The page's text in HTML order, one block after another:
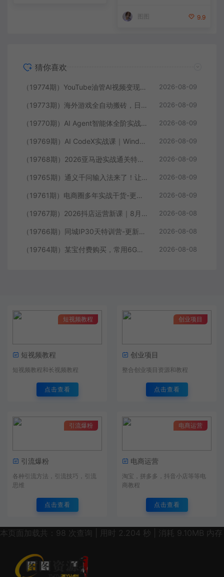
AI项目落地全教程
9.9
猜你喜欢
（19774期）YouTube油管AI视频变现教程-更新：账号搭建×AI成片×去重限流解决方案×YPP变现×AI真人生成×人物一致性 2026-08-09
（19773期）海外游戏全自动搬砖，日入1000+，全天无人值守，绿色稳定！ 2026-08-09
（19770期）AI Agent智能体全阶实战课；从原理到实操全程手把手，无需编程基础也能搭建自动运行的智能体 2026-08-09
（19769期）AI CodeX实战课｜Windows/Mac 本地部署｜API 对接调通｜Skill 自制｜漫剧剪辑｜网站 VR 项目｜AI项目落地全教程 2026-08-09
（19768期）2026亚马逊实战通关特训营-2026更新，多维选品+渐进式打法+AI应用，从0到1打造盈利店铺 2026-08-09
（19765期）通义千问输入法来了！让文字输入变得如此简单，最快 300 字/分，AI 自动润色，说话秒变工整文字 2026-08-09
（19761期）电商圈多年实战干货-更新2026：多位资深师兄实战干货/覆盖全域平台，中小卖家可复制的盈利指南 2026-08-09
（19767期）2026抖店运营新课｜8月更新｜不动销起店+商品卡爆发｜达人玩法+店群批量复制｜轻松玩转抖音小店全域流量 2026-08-08
（19766期）同城IP30天特训营-更新｜拍摄剪辑+脚本文案+引流成交，打爆本地流量提升门店业绩实操教学 2026-08-08
（19764期）某宝付费购买，常用6G音效合集！970+首宣传片背景音乐，无版权可商用大气素材，分类清晰，高质量内容 2026-08-08
短视频教程
短视频教程
短视频教程和长视频教程
点击查看
创业项目
创业项目
整合创业项目资源和教程
点击查看
引流爆粉
引流爆粉
各种引流方法，引流技巧，引流
思维
点击查看
电商运营
电商运营
淘宝，拼多多，抖音小店等等电
商教程
点击查看
本页面加载共：98 次查询 | 用时 2.204 秒 | 消耗 9.10MB 内存